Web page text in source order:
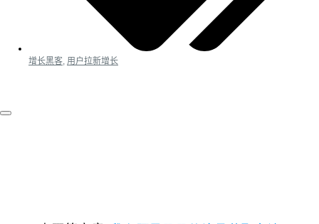
增长黑客 用户拉新增长